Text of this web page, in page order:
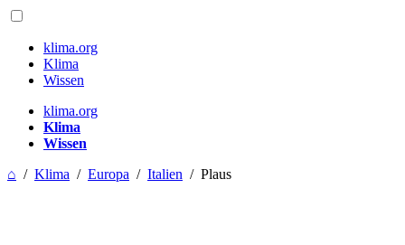
klima.org
Klima
Wissen
klima.org
Klima
Wissen
⌂ / Klima / Europa / Italien / Plaus